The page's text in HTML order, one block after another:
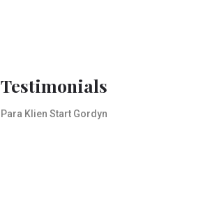
Testimonials
Para Klien Start Gordyn